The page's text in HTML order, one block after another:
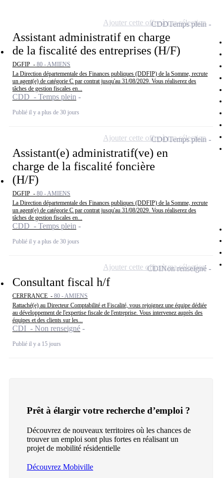
Assistant administratif en charge
de la fiscalité des entreprises (H/F)
DGFIP - 80 - AMIENS
La Direction départementale des Finances publiques (DDFIP) de la Somme, recrute
un agent(e) de catégorie C par contrat jusqu'au 31/08/2029. Vous réaliserez des
tâches de gestion fiscales en...
CDD - Temps plein
Publié il y a plus de 30 jours
CDDTemps plein
Ajouter cette offre à ma sélection
Assistant(e) administratif(ve) en
charge de la fiscalité foncière
(H/F)
DGFIP - 80 - AMIENS
La Direction départementale des Finances publiques (DDFIP) de la Somme, recrute
un agent(e) de catégorie C par contrat jusqu'au 31/08/2029. Vous réaliserez des
tâches de gestion fiscales en...
CDD - Temps plein
Publié il y a plus de 30 jours
CDDTemps plein
Ajouter cette offre à ma sélection
Consultant fiscal h/f
CERFRANCE - 80 - AMIENS
Rattaché(e) au Directeur Comptabilité et Fiscalité, vous rejoignez une équipe dédiée
au développement de l'expertise fiscale de l'entreprise. Vous intervenez auprès des
équipes et des clients sur les...
CDI - Non renseigné
Publié il y a 15 jours
CDINon renseigné
Ajouter cette offre à ma sélection
Prêt à élargir votre recherche d’emploi ?
Découvrez de nouveaux territoires où les chances de
trouver un emploi sont plus fortes en réalisant un
projet de mobilité résidentielle
Découvrez Mobiville